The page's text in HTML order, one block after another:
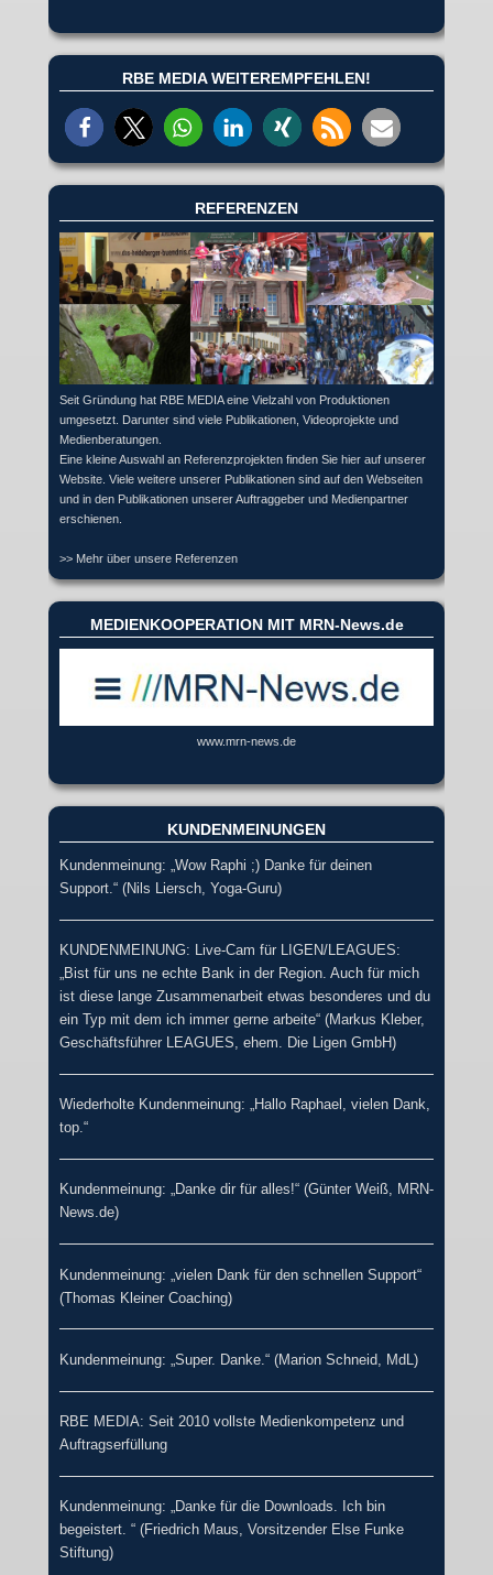
RBE MEDIA WEITEREMPFEHLEN!
REFERENZEN
Seit Gründung hat RBE MEDIA eine Vielzahl von Produktionen
umgesetzt. Darunter sind viele Publikationen, Videoprojekte und
Medienberatungen.
Eine kleine Auswahl an Referenzprojekten finden Sie hier auf unserer
Website. Viele weitere unserer Publikationen sind auf den Webseiten
und in den Publikationen unserer Auftraggeber und Medienpartner
erschienen.
>> Mehr über unsere Referenzen
MEDIENKOOPERATION MIT MRN-News.de
www.mrn-news.de
KUNDENMEINUNGEN
Kundenmeinung: „Wow Raphi ;) Danke für deinen
Support.“ (Nils Liersch, Yoga-Guru)
KUNDENMEINUNG: Live-Cam für LIGEN/LEAGUES:
„Bist für uns ne echte Bank in der Region. Auch für mich
ist diese lange Zusammenarbeit etwas besonderes und du
ein Typ mit dem ich immer gerne arbeite“ (Markus Kleber,
Geschäftsführer LEAGUES, ehem. Die Ligen GmbH)
Wiederholte Kundenmeinung: „Hallo Raphael, vielen Dank,
top.“
Kundenmeinung: „Danke dir für alles!“ (Günter Weiß, MRN-
News.de)
Kundenmeinung: „vielen Dank für den schnellen Support“
(Thomas Kleiner Coaching)
Kundenmeinung: „Super. Danke.“ (Marion Schneid, MdL)
RBE MEDIA: Seit 2010 vollste Medienkompetenz und
Auftragserfüllung
Kundenmeinung: „Danke für die Downloads. Ich bin
begeistert. “ (Friedrich Maus, Vorsitzender Else Funke
Stiftung)